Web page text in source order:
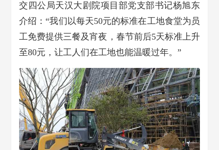
交四公局天汉大剧院项目部党支部书记杨旭东
介绍：“我们以每天50元的标准在工地食堂为员
工免费提供三餐及宵夜，春节前后5天标准上升
至80元，让工人们在工地也能温暖过年。”